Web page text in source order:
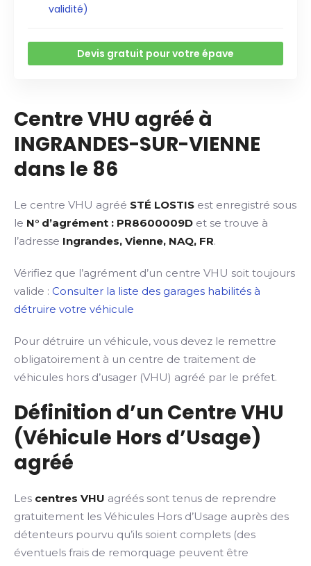
validité)
Devis gratuit pour votre épave
Centre VHU agréé à
INGRANDES-SUR-VIENNE
dans le 86
Le centre VHU agréé STÉ LOSTIS est enregistré sous
le N° d’agrément : PR8600009D et se trouve à
l’adresse Ingrandes, Vienne, NAQ, FR.
Vérifiez que l’agrément d’un centre VHU soit toujours
valide : Consulter la liste des garages habilités à
détruire votre véhicule
Pour détruire un véhicule, vous devez le remettre
obligatoirement à un centre de traitement de
véhicules hors d’usager (VHU) agréé par le préfet.
Définition d’un Centre VHU
(Véhicule Hors d’Usage)
agréé
Les centres VHU agréés sont tenus de reprendre
gratuitement les Véhicules Hors d’Usage auprès des
détenteurs pourvu qu’ils soient complets (des
éventuels frais de remorquage peuvent être